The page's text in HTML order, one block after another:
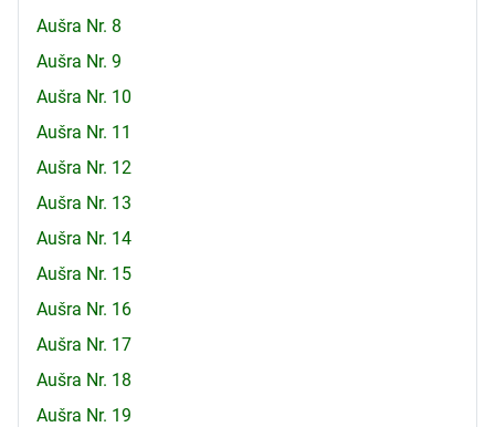
Aušra Nr. 8
Aušra Nr. 9
Aušra Nr. 10
Aušra Nr. 11
Aušra Nr. 12
Aušra Nr. 13
Aušra Nr. 14
Aušra Nr. 15
Aušra Nr. 16
Aušra Nr. 17
Aušra Nr. 18
Aušra Nr. 19